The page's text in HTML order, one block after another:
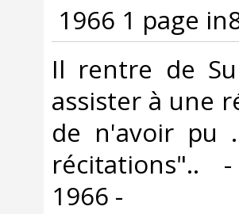
1966 1 page
‎Il rentre de
assister à une
de n'avoir pu
récitations"..
1966 - ‎